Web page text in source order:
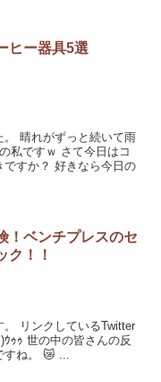
ヒー器具5選
晴れがずっと続いて雨
私ですｗ さて今日はコ
すか？ 好きなら今日の
！ベンチプレスのセ
ク！！
リンクしているTwitter
ｩｩ 世の中の皆さんの反
ね。 😿 ...